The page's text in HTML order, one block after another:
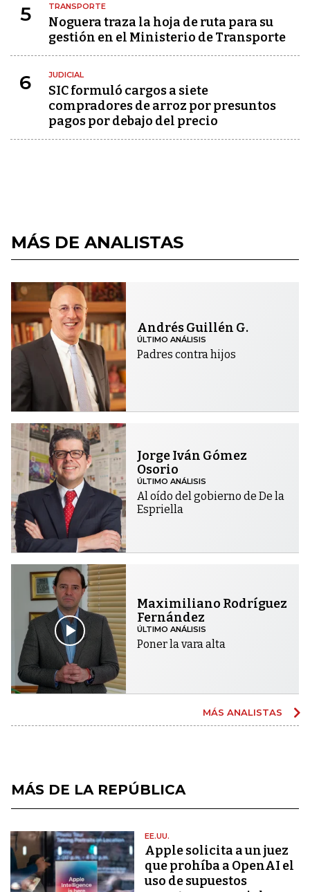
5 TRANSPORTE
Noguera traza la hoja de ruta para su
gestión en el Ministerio de Transporte
6 JUDICIAL
SIC formuló cargos a siete
compradores de arroz por presuntos
pagos por debajo del precio
MÁS DE ANALISTAS
Andrés Guillén G.
ÚLTIMO ANÁLISIS
Padres contra hijos
Jorge Iván Gómez
Osorio
ÚLTIMO ANÁLISIS
Al oído del gobierno de De la
Espriella
Maximiliano Rodríguez
Fernández
ÚLTIMO ANÁLISIS
Poner la vara alta
MÁS ANALISTAS
MÁS DE LA REPÚBLICA
EE.UU.
Apple solicita a un juez
que prohíba a OpenAI el
uso de supuestos